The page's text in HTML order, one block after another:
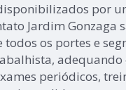
por
Jardim Gonzaga
todos os portes e
periódicos,